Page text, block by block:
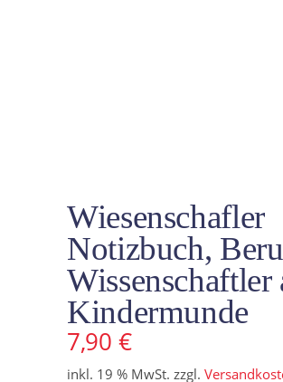
Wiesenschafler
Notizbuch,
Wissenschaftler
Kindermunde
7,90 €
inkl. 19 % MwSt. zzgl.